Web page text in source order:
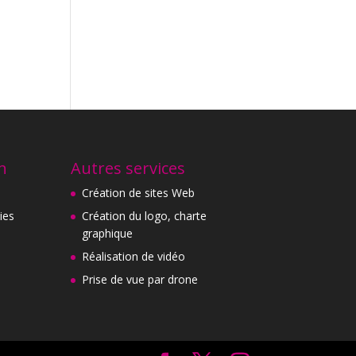
Autres services
Création de sites Web
Création du logo, charte
graphique
Réalisation de vidéo
Prise de vue par drone